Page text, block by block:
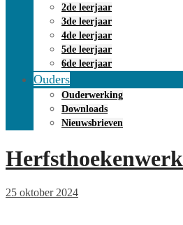
2de leerjaar
3de leerjaar
4de leerjaar
5de leerjaar
6de leerjaar
Ouders
Ouderwerking
Downloads
Nieuwsbrieven
Herfsthoekenwerk
25 oktober 2024